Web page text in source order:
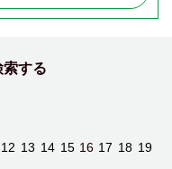
する
12 13 14 15 16 17 18 19